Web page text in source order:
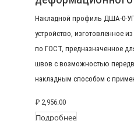
Накладной профиль ДША-0-
устройство, изготовленное
по ГОСТ, предназначенное
швов с возможностью
накладным способом с
₽ 2,956.00
Подробнее